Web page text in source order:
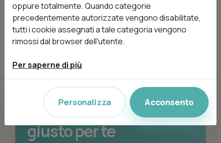
PRONTA A PRENOTARE?
Scopri il centro beauty
giusto per te
oppure totalmente. Quando categorie
precedentemente autorizzate vengono disabilitate,
tutti i cookie assegnati a tale categoria vengono
rimossi dal browser dell'utente.
Per saperne di più
Personalizza Acconsento